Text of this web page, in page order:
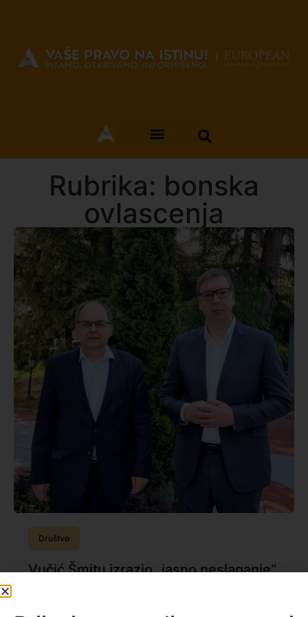
Rubrika: bonska
ovlascenja
Društvo
Vučić Šmitu izrazio „jasno neslaganje“